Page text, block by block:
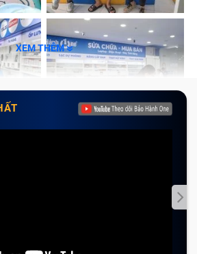
XEM THÊM